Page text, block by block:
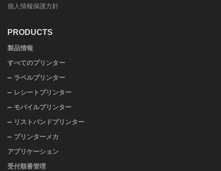
個人情報保護方針
PRODUCTS
製品情報
すべてのプリンター
ラベルプリンター
レシートプリンター
モバイルプリンター
リストバンドプリンター
プリンターメカ
アプリケーション
受付順番管理